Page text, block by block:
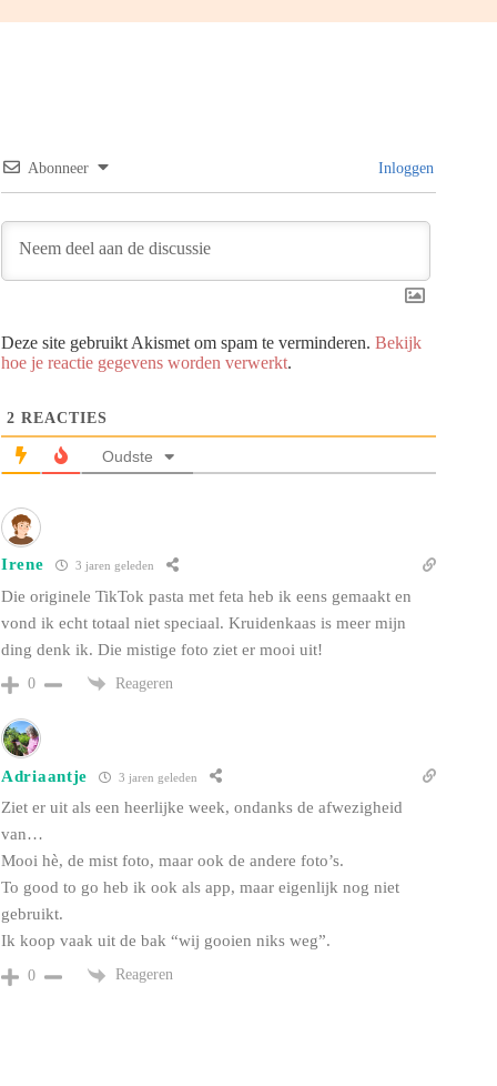
Abonneer Inloggen
Deze site gebruikt Akismet om spam te verminderen. Bekijk
hoe je reactie gegevens worden verwerkt.
2 REACTIES
Oudste
Irene 3 jaren geleden
Die originele TikTok pasta met feta heb ik eens gemaakt en
vond ik echt totaal niet speciaal. Kruidenkaas is meer mijn
ding denk ik. Die mistige foto ziet er mooi uit!
0 Reageren
Adriaantje 3 jaren geleden
Ziet er uit als een heerlijke week, ondanks de afwezigheid
van…
Mooi hè, de mist foto, maar ook de andere foto’s.
To good to go heb ik ook als app, maar eigenlijk nog niet
gebruikt.
Ik koop vaak uit de bak “wij gooien niks weg”.
0 Reageren